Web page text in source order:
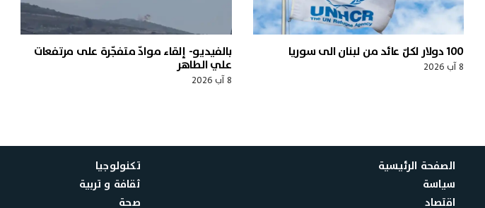
100 دولار لكلّ عائد من لبنان الى سوريا
8 آب 2026
بالفيديو- إلقاء موادّ متفجّرة على مرتفعات
علي الطاهر
8 آب 2026
الصفحة الرئيسية
سياسة
اقتصاد
تكنولوجيا
ثقافة و تربية
صحة